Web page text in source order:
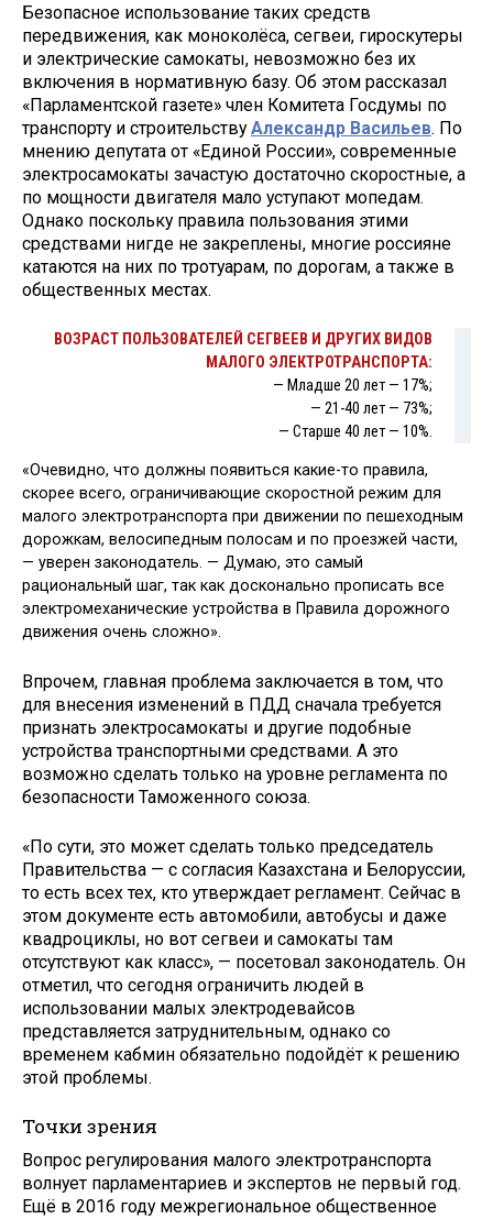
Безопасное использование таких средств
передвижения, как моноколёса, сегвеи, гироскутеры
и электрические самокаты, невозможно без их
включения в нормативную базу. Об этом рассказал
«Парламентской газете» член Комитета Госдумы по
транспорту и строительствуАлександр Васильев. По
мнению депутата от «Единой России», современные
электросамокаты зачастую достаточно скоростные, а
по мощности двигателя мало уступают мопедам.
Однако поскольку правила пользования этими
средствами нигде не закреплены, многие россияне
катаются на них по тротуарам, по дорогам, а также в
общественных местах.
ВОЗРАСТ ПОЛЬЗОВАТЕЛЕЙ СЕГВЕЕВ И ДРУГИХ ВИДОВ
МАЛОГО ЭЛЕКТРОТРАНСПОРТА:
— Младше 20 лет — 17%;
— 21-40 лет — 73%;
— Старше 40 лет — 10%.
«Очевидно, что должны появиться какие-то правила,
скорее всего, ограничивающие скоростной режим для
малого электротранспорта при движении по пешеходным
дорожкам, велосипедным полосам и по проезжей части,
— уверен законодатель. — Думаю, это самый
рациональный шаг, так как досконально прописать все
электромеханические устройства в Правила дорожного
движения очень сложно».
Впрочем, главная проблема заключается в том, что
для внесения изменений в ПДД сначала требуется
признать электросамокаты и другие подобные
устройства транспортными средствами. А это
возможно сделать только на уровне регламента по
безопасности Таможенного союза.
«По сути, это может сделать только председатель
Правительства — с согласия Казахстана и Белоруссии,
то есть всех тех, кто утверждает регламент. Сейчас в
этом документе есть автомобили, автобусы и даже
квадроциклы, но вот сегвеи и самокаты там
отсутствуют как класс», — посетовал законодатель. Он
отметил, что сегодня ограничить людей в
использовании малых электродевайсов
представляется затруднительным, однако со
временем кабмин обязательно подойдёт к решению
этой проблемы.
Точки зрения
Вопрос регулирования малого электротранспорта
волнует парламентариев и экспертов не первый год.
Ещё в 2016 году межрегиональное общественное